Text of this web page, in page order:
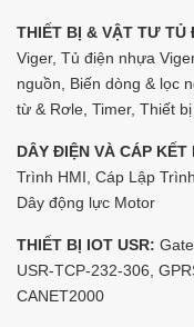
THIẾT BỊ & VẬT TƯ TỦ
Viger, Tủ điện nhựa
nguồn, Biến dòng & lọc
từ & Rơle, Timer, Thiết
DÂY ĐIỆN VÀ CÁP KẾT
Trình HMI, Cáp Lập
Dây động lực Motor
THIẾT BỊ IOT USR:
USR-TCP-232-306,
CANET2000